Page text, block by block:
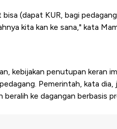
bisa (dapat KUR, bagi
kita kan ke sana," kata
kebijakan penutupan keran
Pemerintah, kata
beralih ke dagangan berbasis